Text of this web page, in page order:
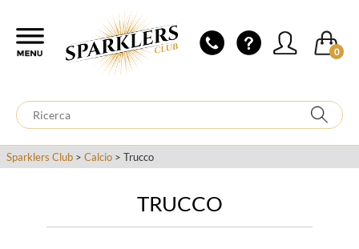
0
Sparklers Club > Calcio > Trucco
TRUCCO